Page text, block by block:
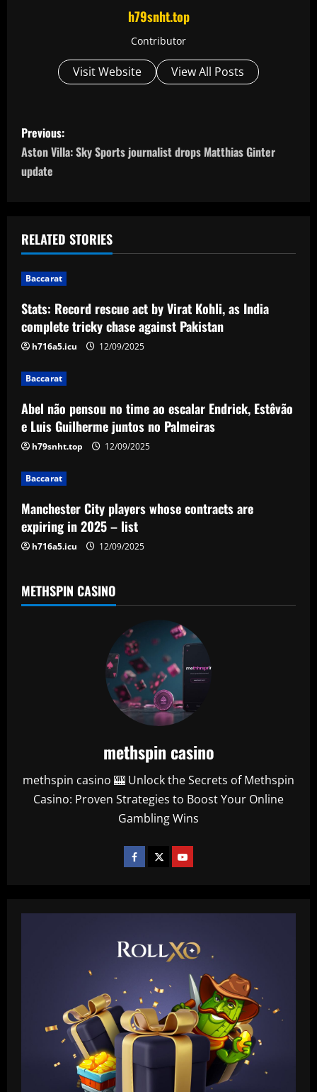
h79snht.top
Contributor
Visit Website View All Posts
P
o
s
n
a
v
i
g
a
t
i
o
n
Previous:
Aston Villa: Sky Sports journalist drops Matthias Ginter
update
RELATED STORIES
Baccarat
Stats: Record rescue act by Virat Kohli, as India
complete tricky chase against Pakistan
h716a5.icu 12/09/2025
Baccarat
Abel não pensou no time ao escalar Endrick, Estêvão
e Luis Guilherme juntos no Palmeiras
h79snht.top 12/09/2025
Baccarat
Manchester City players whose contracts are
expiring in 2025 – list
h716a5.icu 12/09/2025
METHSPIN CASINO
methspin casino
methspin casino 🎰 Unlock the Secrets of Methspin
Casino: Proven Strategies to Boost Your Online
Gambling Wins